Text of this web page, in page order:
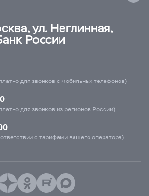
ул. Неглинная,
России
для звонков с мобильных телефонов)
для звонков из регионов России)
с тарифами вашего оператора)